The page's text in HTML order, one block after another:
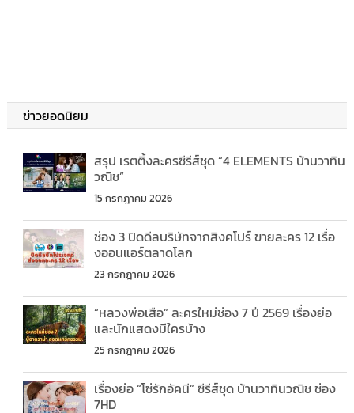
ข่าวยอดนิยม
สรุป เรตติ้งละครซีรีส์ชุด “4 ELEMENTS บ้านวาทิน
วณิช”
15 กรกฎาคม 2026
ช่อง 3 ปิดดีลบริษัทจากสิงคโปร์ ขายละคร 12 เรื่อ
งออนแอร์ตลาดโลก
23 กรกฎาคม 2026
“หลวงพ่อเสือ” ละครใหม่ช่อง 7 ปี 2569 เรื่องย่อ
และนักแสดงมีใครบ้าง
25 กรกฎาคม 2026
เรื่องย่อ “โซ่รักอัคนี” ซีรีส์ชุด บ้านวาทินวณิช ช่อง
7HD